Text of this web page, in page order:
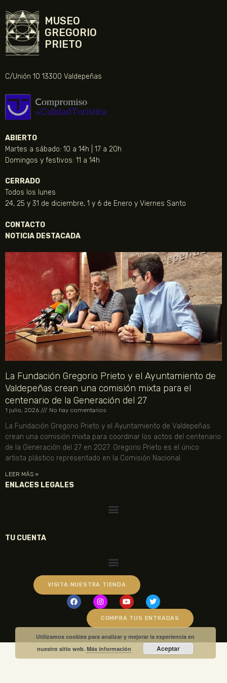
MUSEO
GREGORIO
PRIETO
C/Unión 10 13300 Valdepeñas
ABIERTO
Martes a sábado: 10 a 14h | 17 a 20h
Domingos y festivos: 11 a 14h
CERRADO
Todos los lunes
24, 25 y 31 de diciembre, 1 y 6 de Enero y Viernes Santo
CONTACTO
NOTICIA DESTACADA
La Fundación Gregorio Prieto y el Ayuntamiento de
Valdepeñas crean una comisión mixta para el
centenario de la Generación del 27
1 julio, 2026 No hay comentarios
La Fundación Gregorio Prieto y el Ayuntamiento de Valdepeñas
crean una comisión mixta para coordinar los actos del centenario
de la Generación del 27 en 2027. Gregorio Prieto es el único
artista plástico representado en la Comisión Nacional.
LEER MÁS »
ENLACES LEGALES
TU CUENTA
VISITA NUESTRA TIENDA
COMPRA TUS ENTRADAS
Utilizamos cookies para analizar y mejorar la experiencia en
nuestro sitio web.Más información Aceptar